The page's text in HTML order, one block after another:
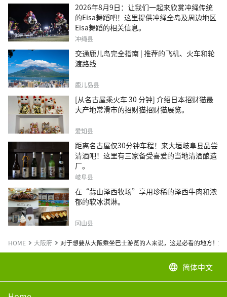
2026年8月9日：让我们一起来欣赏冲绳传统
的Eisa舞蹈吧！这里提供冲绳全岛及周边地区
Eisa舞蹈的相关信息。
冲绳县
交通鹿儿岛完全指南 | 推荐的飞机、火车和轮
渡路线
鹿儿岛县
[从名古屋乘火车 30 分钟] 介绍日本招财猫最
大产地常滑市的招财猫招财猫展览。
爱知县
距离名古屋仅30分钟车程！来大垣岐阜县品尝
清酒吧！这里有三家备受喜爱的当地清酒酿造
厂。
岐阜县
在“蒜山泽西牧场”享用珍稀的泽西牛肉和浓
郁的软冰淇淋。
冈山县
HOME 大阪府 对于想要从大阪乘坐巴士游览的人来说，这是必看的地方！
language 简体中文